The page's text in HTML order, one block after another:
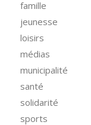
famille
jeunesse
loisirs
médias
municipalité
santé
solidarité
sports